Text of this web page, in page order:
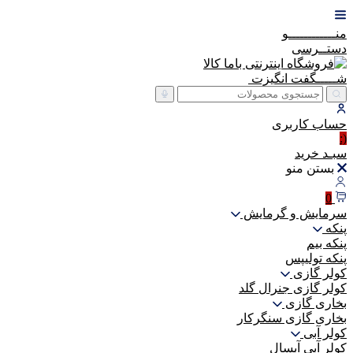
منــــــــــــو
دستــرسی
شـــــگفت انگیزت
حساب کاربری
(:
سبـد خرید
بستن منو
0
سرمایش و گرمایش
پنکه
پنکه بیم
پنکه تولیپس
کولر گازی
کولر گازی جنرال گلد
بخاری گازی
بخاری گازی سنگرکار
کولر آبی
کولر آبی آبسال